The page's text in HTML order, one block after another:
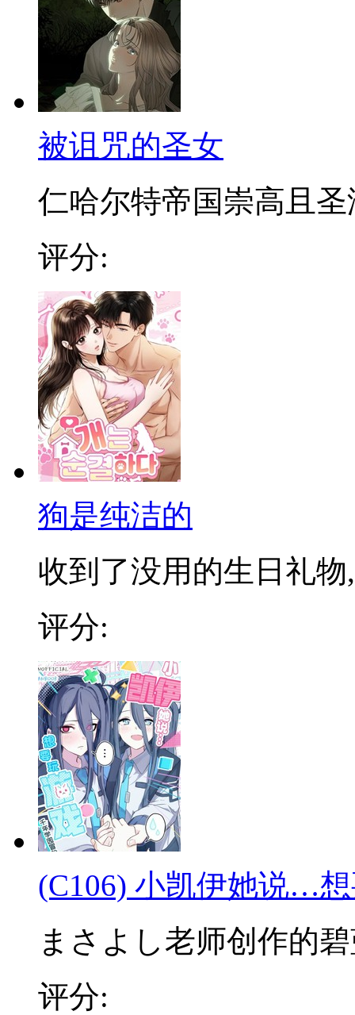
被诅咒的圣女
仁哈尔特帝国崇高且圣
评分:
狗是纯洁的
收到了没用的生日礼物
评分:
(C106) 小凯伊她说…
まさよし老师创作的
评分: